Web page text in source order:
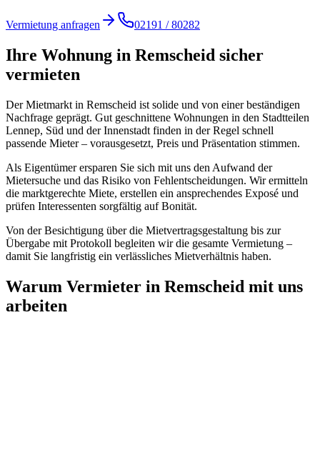
Vermietung anfragen 02191 / 80282
Ihre Wohnung in Remscheid sicher
vermieten
Der Mietmarkt in Remscheid ist solide und von einer beständigen
Nachfrage geprägt. Gut geschnittene Wohnungen in den Stadtteilen
Lennep, Süd und der Innenstadt finden in der Regel schnell
passende Mieter – vorausgesetzt, Preis und Präsentation stimmen.
Als Eigentümer ersparen Sie sich mit uns den Aufwand der
Mietersuche und das Risiko von Fehlentscheidungen. Wir ermitteln
die marktgerechte Miete, erstellen ein ansprechendes Exposé und
prüfen Interessenten sorgfältig auf Bonität.
Von der Besichtigung über die Mietvertragsgestaltung bis zur
Übergabe mit Protokoll begleiten wir die gesamte Vermietung –
damit Sie langfristig ein verlässliches Mietverhältnis haben.
Warum Vermieter in Remscheid mit uns
arbeiten